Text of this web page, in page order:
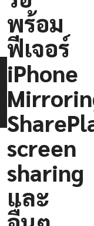
พร้อม
ฟีเจอร์
iPhone
screen
sharing
และ
ใน
ตอน
นี้
ก็ได้
ปล่อย
iOS
18
Beta
ให้
ทดสอบ
กัน
แล้ว